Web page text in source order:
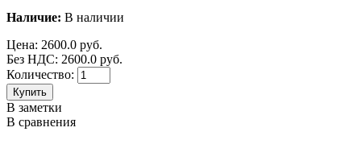
Наличие: В наличии
Цена: 2600.0 руб.
Без НДС: 2600.0 руб.
Количество:
Купить
В заметки
В сравнения